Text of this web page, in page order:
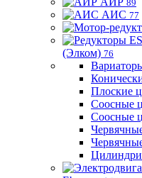
89
АИС 77
(Элком) 76
Плоские
Соосные
Соосные